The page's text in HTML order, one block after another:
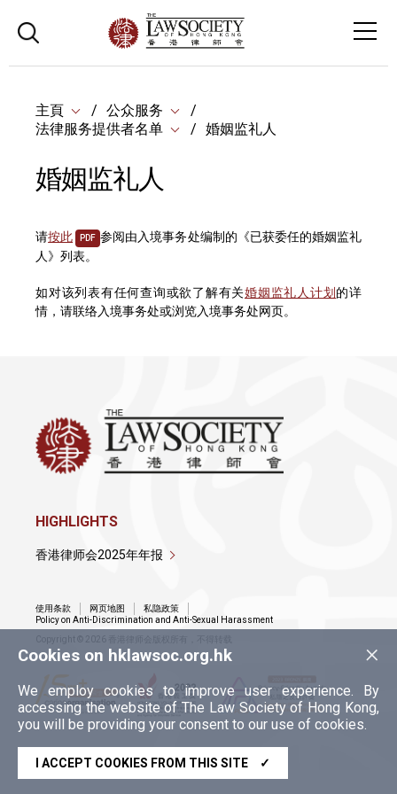
主頁
公众服务
法律服务提供者名单
婚姻监礼人
婚姻监礼人
请按此 PDF 参阅由入境事务处编制的《已获委任的婚姻监礼
人》列表。
如对该列表有任何查询或欲了解有关婚姻监礼人计划 的详
情，请联络入境事务处或浏览入境事务处网页。
×
Cookies on hklawsoc.org.hk
We employ cookies to improve user experience. By
accessing the website of The Law Society of Hong Kong,
you will be providing your consent to our use of cookies.
I ACCEPT COOKIES FROM THIS SITE ✓
HIGHLIGHTS
香港律师会2025年年报
使用条款 网页地图
私隐政策
Policy on Anti-Discrimination and Anti-Sexual Harassment
Copyright © 2026 香港律师会版权所有，不得转载